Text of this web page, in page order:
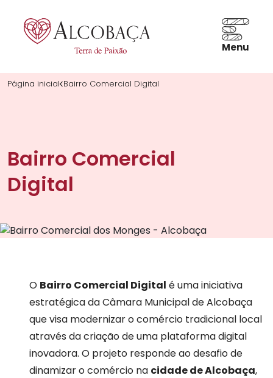
Menu
PT
Página inicial Bairro Comercial Digital
Bairro Comercial
Digital
O Bairro Comercial Digital é uma iniciativa
estratégica da Câmara Municipal de Alcobaça
que visa modernizar o comércio tradicional local
através da criação de uma plataforma digital
inovadora. O projeto responde ao desafio de
dinamizar o comércio na cidade de Alcobaça,